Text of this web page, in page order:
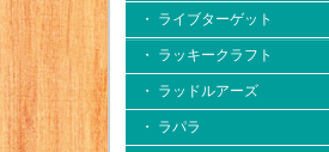
・ ライブターゲット
・ ラッキークラフト
・ ラッドルアーズ
・ ラパラ